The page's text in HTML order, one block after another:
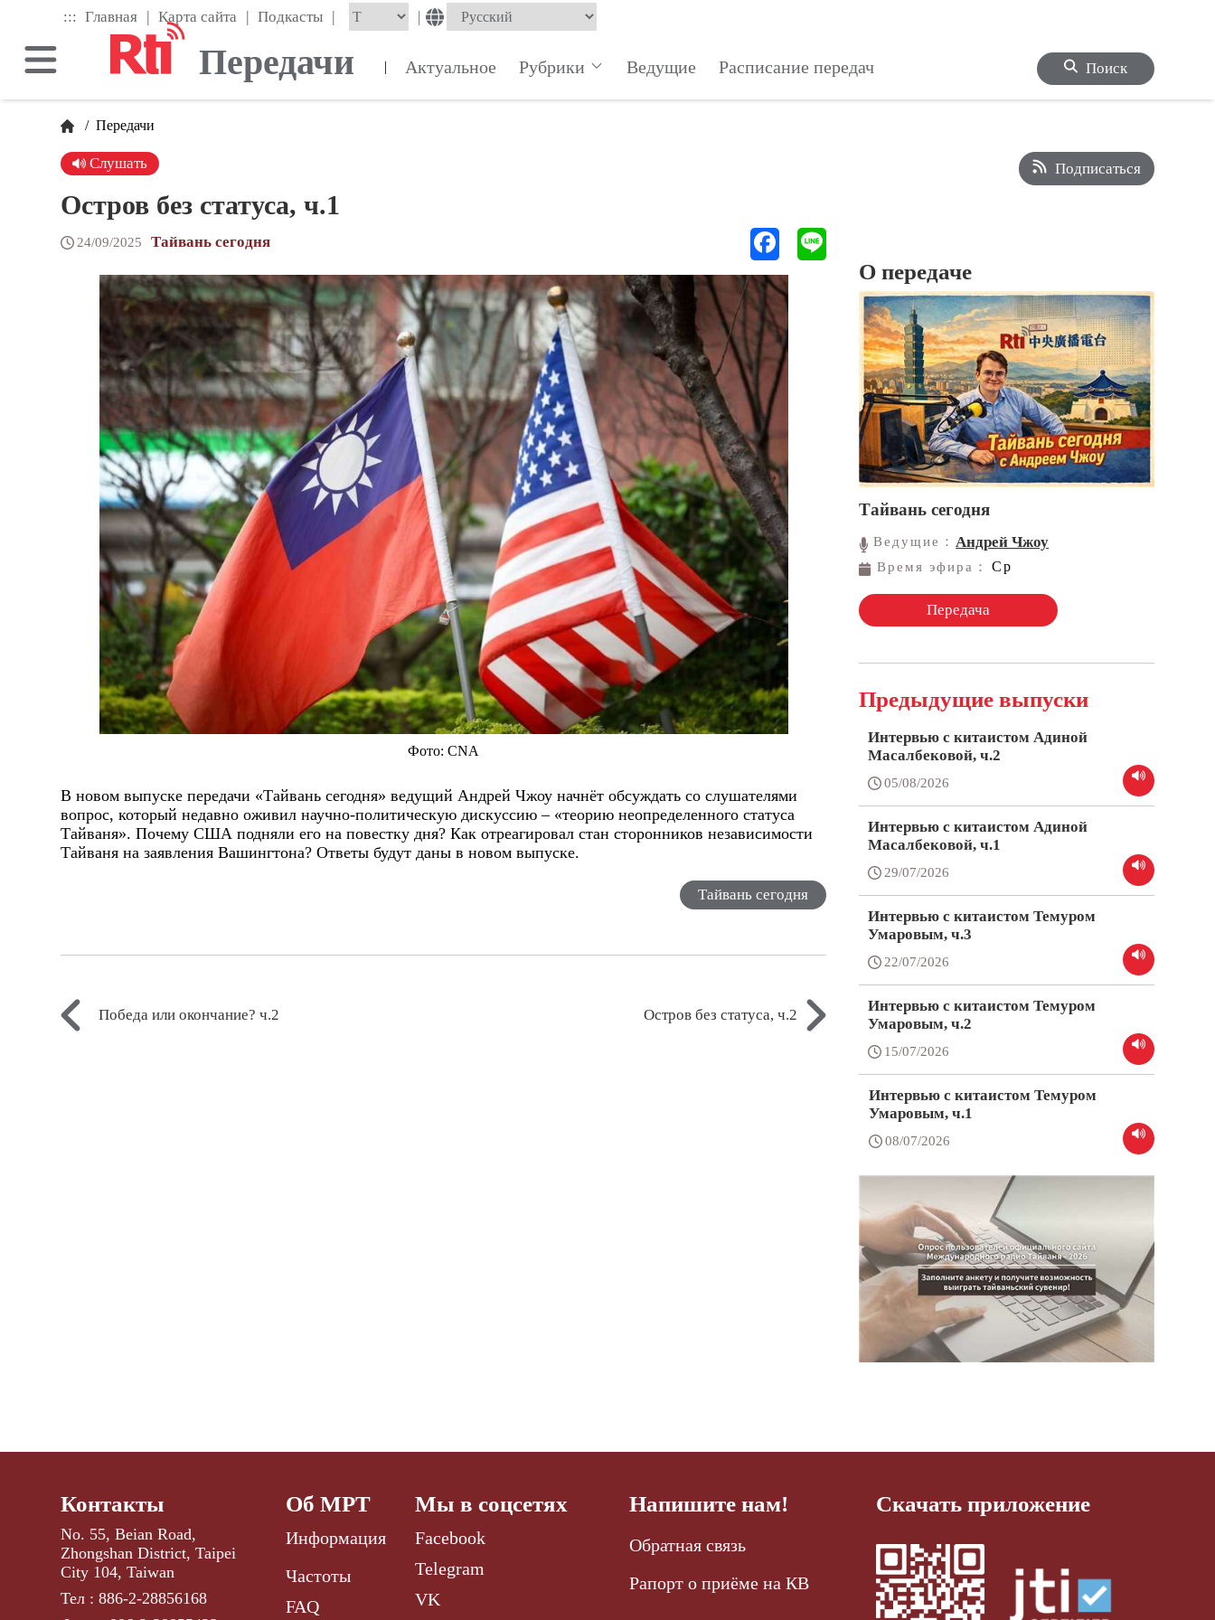
main
content
::: Главная | Карта сайта | Подкасты | |
Передачи | Актуальное Рубрики Ведущие Расписание передач Поиск
/ Передачи
Слушать
Остров без статуса, ч.1
24/09/2025 Тайвань сегодня
Фото: CNA
В новом выпуске передачи «Тайвань сегодня»ведущий Андрей Чжоу начнёт обсуждать со слушателями
вопрос, который недавно оживил научно-политическую дискуссию – «теорию неопределенного статуса
Тайваня». Почему США подняли его на повестку дня? Как отреагировал стан сторонников независимости
Тайваня на заявления Вашингтона? Ответы будут даны в новом выпуске.
Тайвань сегодня
Победа или окончание? ч.2 Остров без статуса, ч.2
Подписаться
О передаче
Тайвань сегодня
Ведущие： Андрей Чжоу
Время эфира： Ср
Передача
Предыдущие выпуски
Интервью с китаистом Адиной
Масалбековой, ч.2
05/08/2026
Интервью с китаистом Адиной
Масалбековой, ч.1
29/07/2026
Интервью с китаистом Темуром
Умаровым, ч.3
22/07/2026
Интервью с китаистом Темуром
Умаровым, ч.2
15/07/2026
Интервью с китаистом Темуром
Умаровым, ч.1
08/07/2026
Контакты
No. 55, Beian Road,
Zhongshan District, Taipei
City 104, Taiwan
Тел : 886-2-28856168
Об МРТ
Информация
Частоты
FAQ
Мы в соцсетях
Facebook
Telegram
VK
Напишите нам!
Обратная связь
Рапорт о приёме на КВ
Скачать приложение